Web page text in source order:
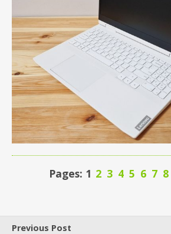
Pages: 1 2 3 4 5 6 7 8
Previous Post